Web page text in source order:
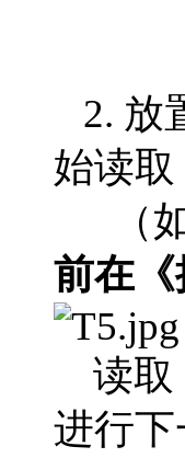
2. 放
始读取
（如
前在
读取
进行下